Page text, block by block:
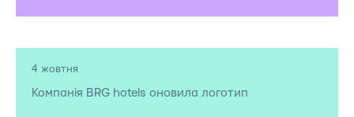
4 жовтня
Компанія BRG hotels оновила логотип